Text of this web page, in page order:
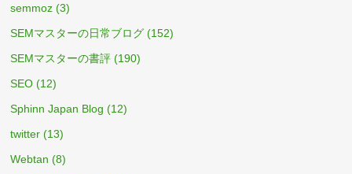
semmoz (3)
SEMマスターの日常ブログ (152)
SEMマスターの書評 (190)
SEO (12)
Sphinn Japan Blog (12)
twitter (13)
Webtan (8)